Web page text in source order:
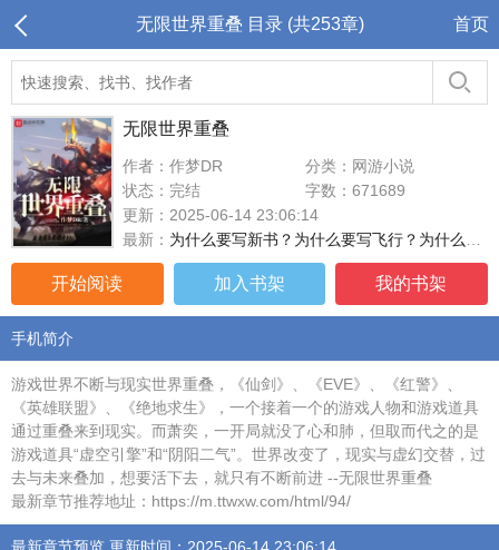
无限世界重叠 目录 (共253章) 首页
无限世界重叠
作者：作梦DR
分类：网游小说
状态：完结
字数：671689
更新：2025-06-14 23:06:14
最新： 为什么要写新书？为什么要写飞行？为什么要写《极限飞行》？
开始阅读 加入书架 我的书架
手机简介
游戏世界不断与现实世界重叠，《仙剑》、《EVE》、《红警》、
《英雄联盟》、《绝地求生》，一个接着一个的游戏人物和游戏道具
通过重叠来到现实。而萧奕，一开局就没了心和肺，但取而代之的是
游戏道具“虚空引擎”和“阴阳二气”。世界改变了，现实与虚幻交替，过
去与未来叠加，想要活下去，就只有不断前进 --无限世界重叠
最新章节推荐地址：https://m.ttwxw.com/html/94/